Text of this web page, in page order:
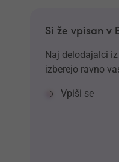
Si že vpisan v
Naj delodajalci
izberejo ravno
Vpiši se